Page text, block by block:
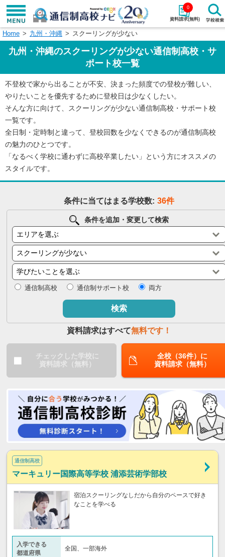
資料請求(無料)
0
学校名で探す
エリアから探す 特徴から探す
エリアを選択して探す
関東 北海道・東北
東海 北陸・甲信越
近畿 中国
九州・沖縄
Home 九州・沖縄 スクーリングが少ない
九州・沖縄のスクーリングが少ない通信制高校・サ
ポート校一覧
不登校で家から出ることが不安、決まった頻度での登校が難しい、
やりたいことを優先するために登校日は少なくしたい。
そんな方に向けて、スクーリングが少ない通信制高校・サポート校
一覧です。
全日制・定時制と違って、登校回数を少なくできるのが通信制高校
の魅力のひとつです。
「なるべく学校に通わずに高校卒業したい」という方にオススメの
スタイルです。
条件に当てはまる学校数: 36件
条件を追加・変更して検索
通信制高校 通信制サポート校 両方
検索
資料請求はすべて無料です！
チェックした学校に
資料請求（無料）
全校（36件）に
資料請求（無料）
通信制高校
マーキュリー国際高等学校 浦添芸術学部校
宿泊スクーリングなしだから自分のペースで好き
なことを学べる
入学できる
都道府県
全国、一部海外